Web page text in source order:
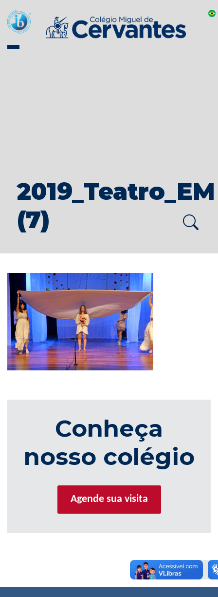
2019_Teatro_EM
(7)
Conheça
nosso colégio
Agende sua visita